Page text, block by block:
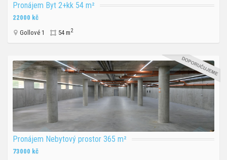
Pronájem Byt 2+kk 54 m²
22000 kč
Gollové 1 54 m2
Pronájem Nebytový prostor 365 m²
73000 kč